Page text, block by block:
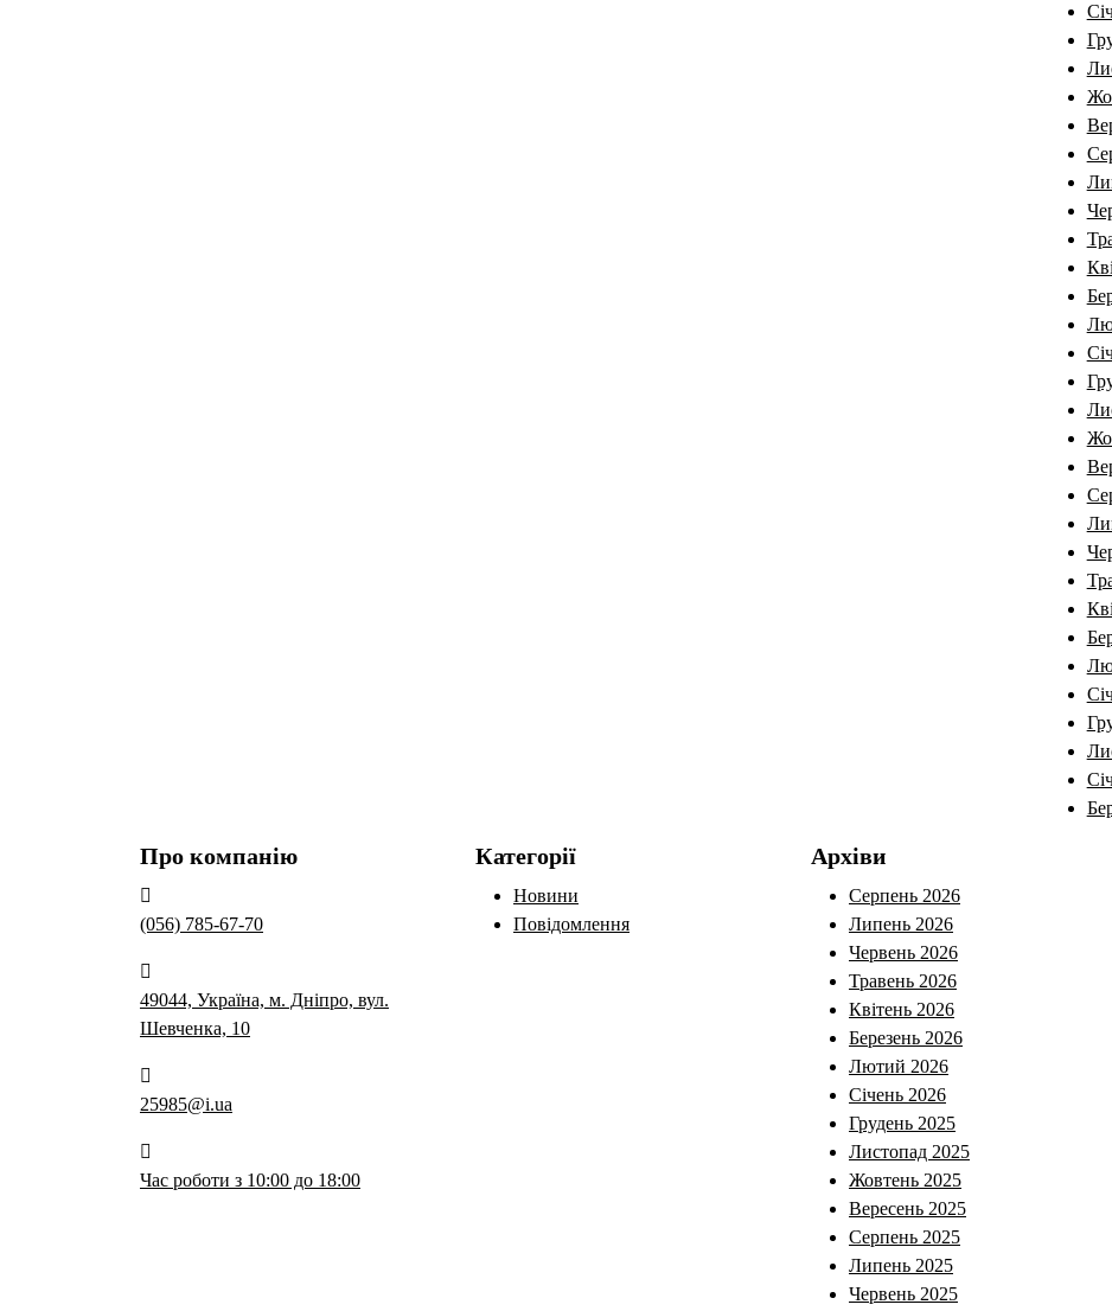
Про компанію
(056) 785-67-70
49044, Україна, м. Дніпро, вул.
Шевченка, 10
25985@i.ua
Час роботи з 10:00 до 18:00
Категорії
Новини
Повідомлення
Архіви
Серпень 2026
Липень 2026
Червень 2026
Травень 2026
Квітень 2026
Березень 2026
Лютий 2026
Січень 2026
Грудень 2025
Листопад 2025
Жовтень 2025
Вересень 2025
Серпень 2025
Липень 2025
Червень 2025